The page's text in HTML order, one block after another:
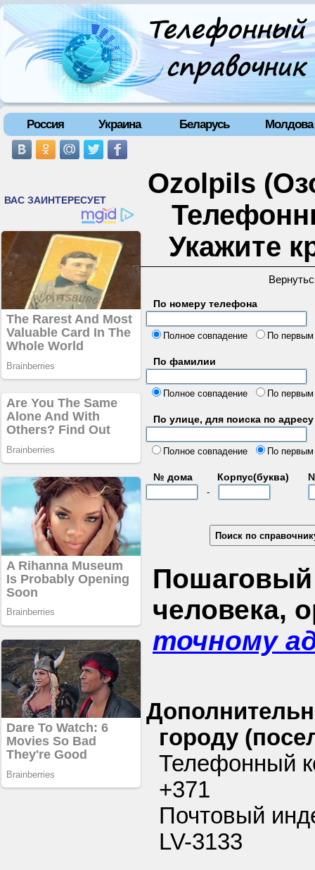
Россия Украина Беларусь Молдова
Ozolpils
Укажите
По номеру телефона
Полное совпадение
По
По фамилии
Полное совпадение По
По улице, для поиска по адресу
Полное совпадение
По
№ дома Корпус(буква)
-
Пошаговый
человека,
точному
городу
Телефонный
+371
Почтовый
LV-3133